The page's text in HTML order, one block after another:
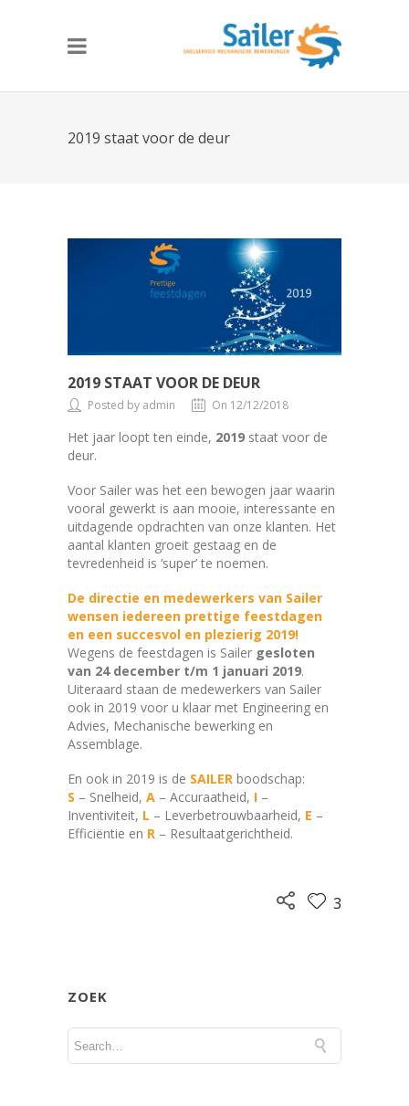
2019 staat voor de deur
2019 STAAT VOOR DE DEUR
Posted by admin On 12/12/2018
Het jaar loopt ten einde, 2019 staat voor de
deur.
Voor Sailer was het een bewogen jaar waarin
vooral gewerkt is aan mooie, interessante en
uitdagende opdrachten van onze klanten. Het
aantal klanten groeit gestaag en de
tevredenheid is ‘super’ te noemen.
De directie en medewerkers van Sailer
wensen iedereen prettige feestdagen
en een succesvol en plezierig 2019!
Wegens de feestdagen is Sailer gesloten
van 24 december t/m 1 januari 2019.
Uiteraard staan de medewerkers van Sailer
ook in 2019 voor u klaar met Engineering en
Advies, Mechanische bewerking en
Assemblage.
En ook in 2019 is de SAILER boodschap:
S – Snelheid, A – Accuraatheid, I –
Inventiviteit, L – Leverbetrouwbaarheid, E –
Efficiëntie en R – Resultaatgerichtheid.
3
ZOEK